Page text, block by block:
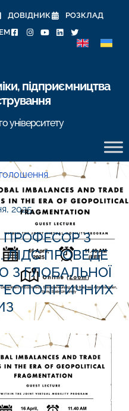
ДОВІДНИК
РОЗКЛАД
підприємництва
університету
2025
З
ЛІДС ПРОВЕДЕ
З ГЛОБАЛЬНОЇ